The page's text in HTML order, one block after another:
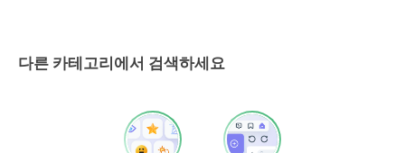
다른 카테고리에서 검색하세요